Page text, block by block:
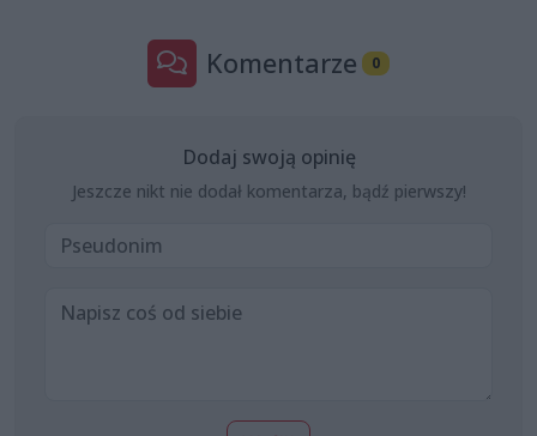
Komentarze 0
Dodaj swoją opinię
Jeszcze nikt nie dodał komentarza, bądź pierwszy!